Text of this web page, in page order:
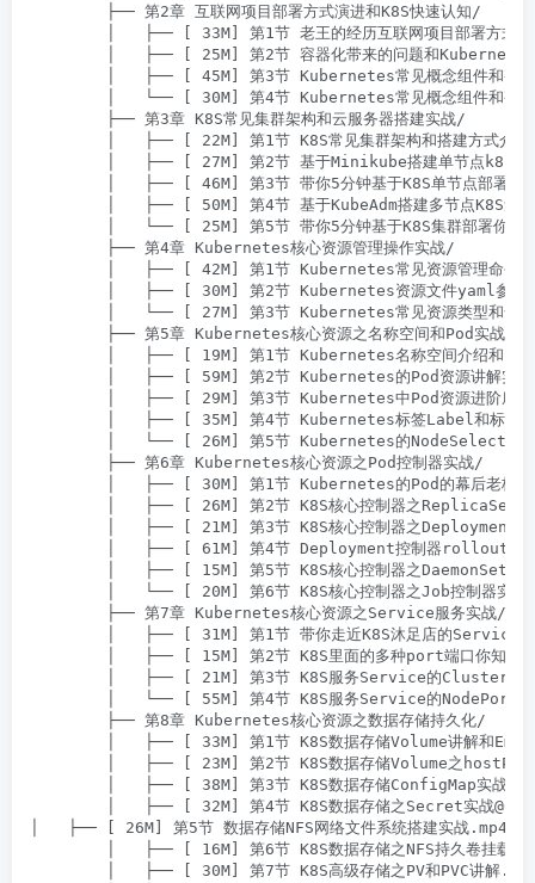
        ├── 第2章 互联⽹项⽬部署⽅式演进和K8S快速认知/
│   ├── [ 33M] 第1节 老王的经历互联网项目部署方式
│   ├── [ 25M] 第2节 容器化带来的问题和
│   ├── [ 45M] 第3节 Kubernetes常见概念组件和整体
│   └── [ 30M] 第4节 Kubernetes常见概念组件和整体
        ├── 第3章 K8S常⻅集群架构和云服务器搭建实战/
│   ├── [ 22M] 第1节 K8S常见集群架构和搭建方式介
│   ├── [ 27M] 第2节 基于Minikube搭建单节点k8s集
│   ├── [ 46M] 第3节 带你5分钟基于K8S单节点部署你
│   ├── [ 50M] 第4节 基于KubeAdm搭建多节点K8S集
│   └── [ 25M] 第5节 带你5分钟基于K8S集群部署你的
        ├── 第4章 Kubernetes核⼼资源管理操作实战/
│   ├── [ 42M] 第1节 Kubernetes常见资源管理命令
│   ├── [ 30M] 第2节 Kubernetes资源文件yaml参数
│   └── [ 27M] 第3节 Kubernetes常见资源类型和命
        ├── 第5章 Kubernetes核⼼资源之名称空间和Pod实战/
│   ├── [ 19M] 第1节 Kubernetes名称空间介绍和资
│   ├── [ 59M] 第2节 Kubernetes的Pod资源讲解实
│   ├── [ 29M] 第3节 Kubernetes中Pod资源进阶底层
│   ├── [ 35M] 第4节 Kubernetes标签Label和标签选
│   └── [ 26M] 第5节 Kubernetes的NodeSelector标
        ├── 第6章 Kubernetes核⼼资源之Pod控制器实战/
│   ├── [ 30M] 第1节 Kubernetes的Pod的幕后老板控
│   ├── [ 26M] 第2节 K8S核心控制器之ReplicaSet和
│   ├── [ 21M] 第3节 K8S核心控制器之Deployment控
│   ├── [ 61M] 第4节 Deployment控制器rollout实
│   ├── [ 15M] 第5节 K8S核心控制器之DaemonSet控
│   └── [ 20M] 第6节 K8S核心控制器之Job控制器实战
        ├── 第7章 Kubernetes核⼼资源之Service服务实战/
│   ├── [ 31M] 第1节 带你走近K8S沐足店的Service
│   ├── [ 15M] 第2节 K8S里面的多种port端口你知道
│   ├── [ 21M] 第3节 K8S服务Service的ClusterIP
│   └── [ 55M] 第4节 K8S服务Service的NodePort
        ├── 第8章 Kubernetes核⼼资源之数据存储持久化/
│   ├── [ 33M] 第1节 K8S数据存储Volume讲解和
│   ├── [ 23M] 第2节 K8S数据存储Volume之
│   ├── [ 38M] 第3节 K8S数据存储ConfigMap实战
│   ├── [ 32M] 第4节 K8S数据存储之Secret实战
│   ├── [ 26M] 第5节 数据存储NFS网络文件系统搭建实战.mp4
│   ├── [ 16M] 第6节 K8S数据存储之NFS持久卷挂载实
│   ├── [ 30M] 第7节 K8S高级存储之PV和PVC讲解